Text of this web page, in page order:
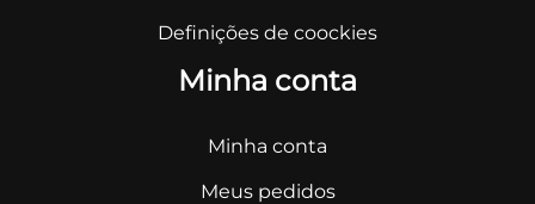
Definições de coockies
Minha conta
Minha conta
Meus pedidos